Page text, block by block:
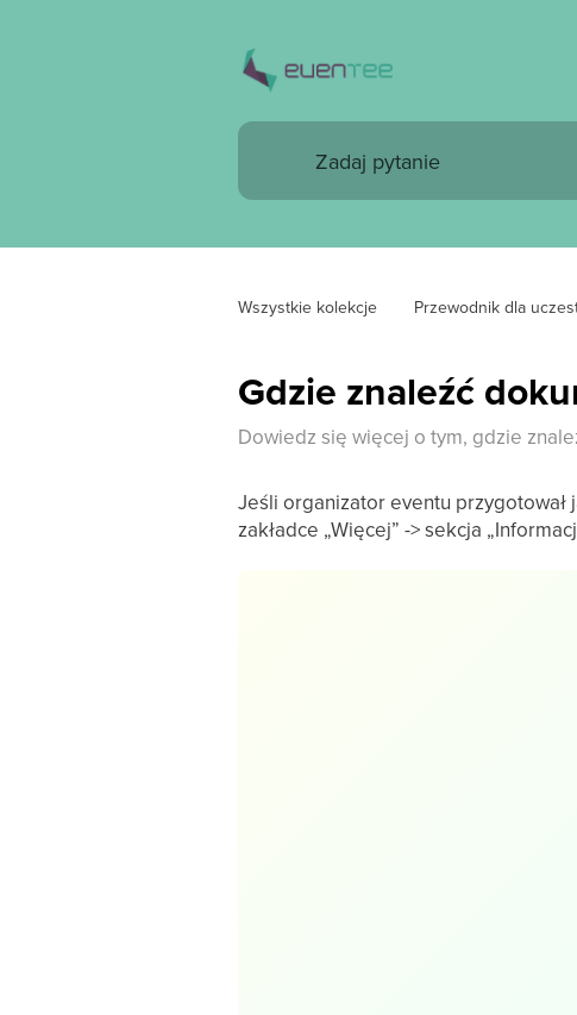
Wszystkie kolekcje Przewodnik dla
Gdzie znaleźć
Dowiedz się więcej o tym, gdzie
Jeśli organizator eventu
zakładce „Więcej” -> sekcja